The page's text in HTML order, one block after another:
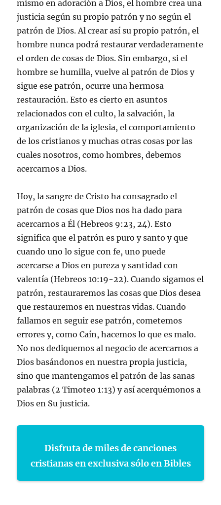
mismo en adoración a Dios, el hombre crea una
justicia según su propio patrón y no según el
patrón de Dios. Al crear así su propio patrón, el
hombre nunca podrá restaurar verdaderamente
el orden de cosas de Dios. Sin embargo, si el
hombre se humilla, vuelve al patrón de Dios y
sigue ese patrón, ocurre una hermosa
restauración. Esto es cierto en asuntos
relacionados con el culto, la salvación, la
organización de la iglesia, el comportamiento
de los cristianos y muchas otras cosas por las
cuales nosotros, como hombres, debemos
acercarnos a Dios.
Hoy, la sangre de Cristo ha consagrado el
patrón de cosas que Dios nos ha dado para
acercarnos a Él (Hebreos 9:23, 24). Esto
significa que el patrón es puro y santo y que
cuando uno lo sigue con fe, uno puede
acercarse a Dios en pureza y santidad con
valentía (Hebreos 10:19-22). Cuando sigamos el
patrón, restauraremos las cosas que Dios desea
que restauremos en nuestras vidas. Cuando
fallamos en seguir ese patrón, cometemos
errores y, como Caín, hacemos lo que es malo.
No nos dediquemos al negocio de acercarnos a
Dios basándonos en nuestra propia justicia,
sino que mantengamos el patrón de las sanas
palabras (2 Timoteo 1:13) y así acerquémonos a
Dios en Su justicia.
Disfruta de miles de canciones
cristianas en exclusiva sólo en Bibles